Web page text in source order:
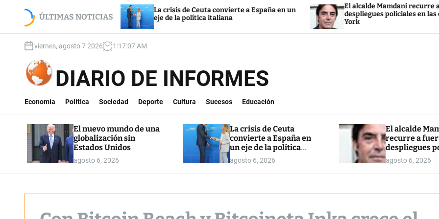
e
ÚLTIMAS NOTICIAS
sin
La crisis de Ceuta convierte a España en un
eje de la política italiana
El alcalde Mamdani recurre a fuertes
despliegues policiales en las calles de Nueva
viernes, agosto 7 2026 1 :17:08AM
DIARIO DE INFORMES
Economía Política Sociedad Deporte Cultura Sucesos Educación
El nuevo mundo de una
globalización sin
Estados Unidos
agosto 6, 2026
La crisis de Ceuta
convierte a España en
un eje de la política
italiana
agosto 6, 2026
El alcalde
recurre a
despliegues
en las calles
York
agosto 6, 2026